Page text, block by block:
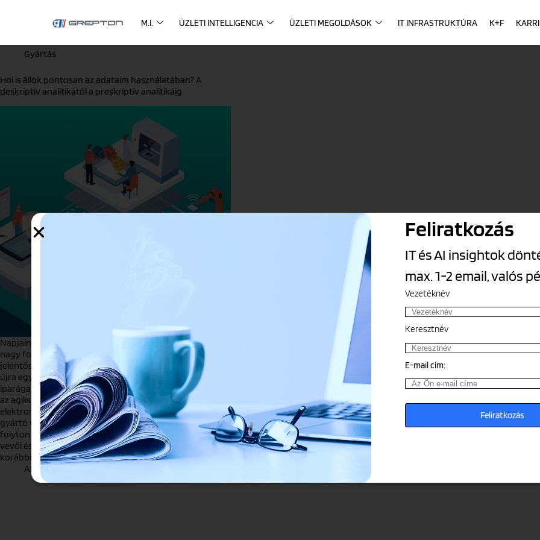
M.I. ÜZLETI INTELLIGENCIA ÜZLETI MEGOLDÁSOK IT INFRASTRUKTÚRA K+F
Gyártás
Hol is állok pontosan az adataim használatában? A
deskriptív analitikától a preskriptív analítikáig
Napjainkban egyre erőteljesebb elvárás a gyártók felé a
nagy fokú rugalmasság. Bár a Just-in-Time a covid idején
jelentősen háttérbe szorult, az utóbbi hónapok során
újra egyre többet hallani róla. Mindamellett olyan
iparágakban jelenik meg az egyedi tömeggyártás vagy
az agilis gyártás fogalma, mint az autóipar vagy az
elektronikai ipar. Ezek mind újabb kihívások elé állítják a
gyártó vállalatok döntéshozóit, akiknek nem csupán a
folyton változó külső körülményekhez, de a változó
vevői és eladói igényekre is válaszolniuk kell – a
korábbiaknál jelentősen rövidebb határidő alatt.
András Meggyesi
Feliratkozás
IT és AI insightok
max. 1-2 email, valós
Vezetéknév
Keresztnév
E-mail cím: